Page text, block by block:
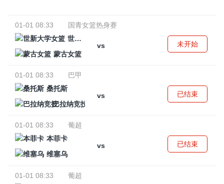
01-01 08:33
国青女篮热身赛
世新大学女篮
vs
蒙古女篮
未开始
01-01 08:33
巴甲
桑托斯
vs
巴拉纳竞技
已结束
01-01 08:33
葡超
本菲卡
vs
维塞乌
已结束
01-01 08:33
葡超